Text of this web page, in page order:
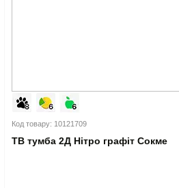
Код товару: 10121709
ТВ тумба 2Д Нітро графіт Сокме